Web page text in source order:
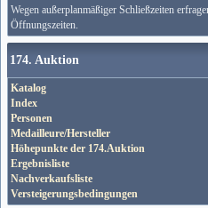
Wegen außerplanmäßiger Schließzeiten
Öffnungszeiten.
174. Auktion
Katalog
Index
Personen
Medailleure/Hersteller
Höhepunkte der 174.Auktion
Ergebnisliste
Nachverkaufsliste
Versteigerungsbedingungen